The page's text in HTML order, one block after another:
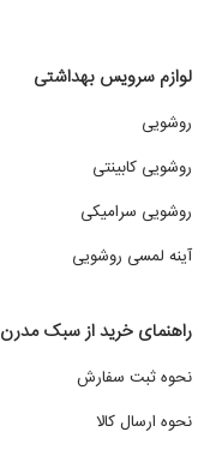
لوازم سرویس بهداشتی
روشویی
روشویی کابینتی
روشویی سرامیکی
آینه لمسی روشویی
راهنمای خرید از سبک مدرن
نحوه ثبت سفارش
نحوه ارسال کالا